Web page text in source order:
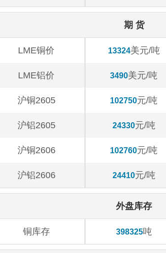
期 货
LME铜价 13324美元/吨
LME铝价 3490美元/吨
沪铜2605 102750元/吨
沪铝2605 24330元/吨
沪铜2606 102760元/吨
沪铝2606 24410元/吨
外盘库存
铜库存 398325吨